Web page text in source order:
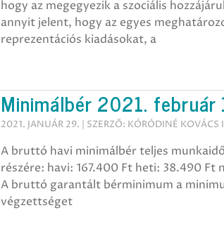
hogy az megegyezik a szociális
annyit jelent, hogy az egyes
reprezentációs kiadásokat, a
Minimálbér 2021. február
2021. JANUÁR 29. | SZERZŐ: KÓRÓDINÉ KOVÁCS
A bruttó havi minimálbér teljes
részére: havi: 167.400 Ft heti: 38.490 Ft
A bruttó garantált bérminimum a
végzettséget